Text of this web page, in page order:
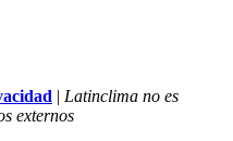
| Latinclima no es
externos